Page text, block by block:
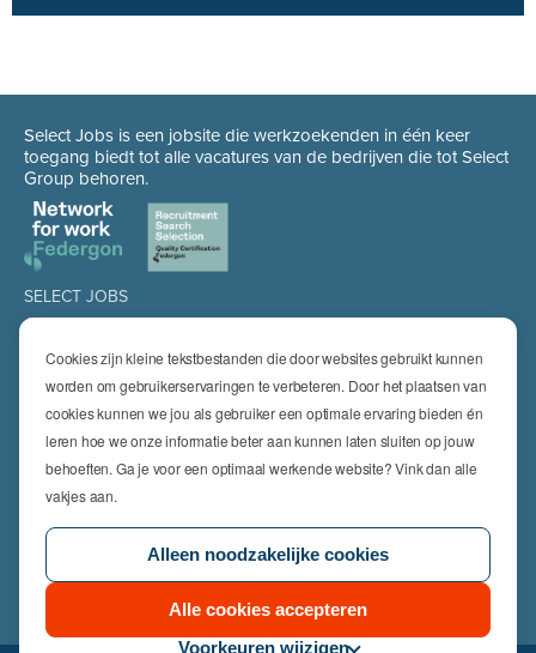
Cookies zijn kleine tekstbestanden die door websites gebruikt kunnen
worden om gebruikerservaringen te verbeteren. Door het plaatsen van
cookies kunnen we jou als gebruiker een optimale ervaring bieden én
leren hoe we onze informatie beter aan kunnen laten sluiten op jouw
behoeften. Ga je voor een optimaal werkende website? Vink dan alle
vakjes aan.
Alleen noodzakelijke cookies
Alle cookies accepteren
Voorkeuren wijzigen
Select Jobs is een jobsite die werkzoekenden in één keer
toegang biedt tot alle vacatures van de bedrijven die tot Select
Group behoren.
SELECT JOBS
Jobs
Job alert
SPECIALISATIES
Technics
High Technics & Engineering
Logistics
Finance & Insurance
Office
HR & Legal